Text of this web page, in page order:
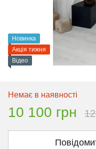
Новинка
Акція тижня
Відео
Немає в наявності
10 100 грн